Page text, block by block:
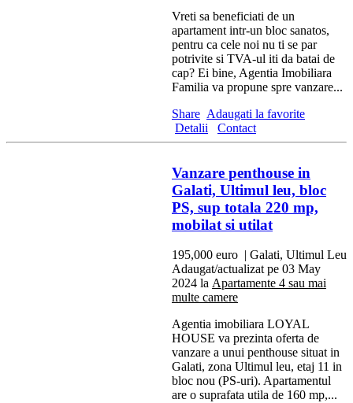
Vreti sa beneficiati de un
apartament intr-un bloc sanatos,
pentru ca cele noi nu ti se par
potrivite si TVA-ul iti da batai de
cap? Ei bine, Agentia Imobiliara
Familia va propune spre vanzare...
Share Adaugati la favorite
Detalii
Contact
Vanzare penthouse in
Galati, Ultimul leu, bloc
PS, sup totala 220 mp,
mobilat si utilat
195,000 euro | Galati, Ultimul Leu
Adaugat/actualizat pe 03 May
2024 la Apartamente 4 sau mai
multe camere
Agentia imobiliara LOYAL
HOUSE va prezinta oferta de
vanzare a unui penthouse situat in
Galati, zona Ultimul leu, etaj 11 in
bloc nou (PS-uri). Apartamentul
are o suprafata utila de 160 mp,...